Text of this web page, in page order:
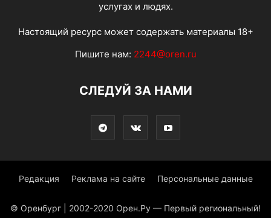
услугах и людях.
Настоящий ресурс может содержать материалы 18+
Пишите нам: 2244@oren.ru
СЛЕДУЙ ЗА НАМИ
Редакция Реклама на сайте Персональные данные
© Оренбург | 2002-2020 Орен.Ру — Первый региональный!